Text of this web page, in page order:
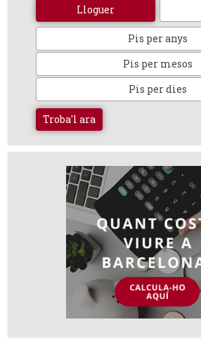
Lloguer
Pis per anys
Pis per mesos
Pis per dies
Troba'l ara